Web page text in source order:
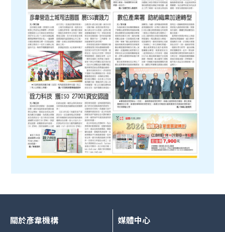
關於彥韋機構 媒體中心